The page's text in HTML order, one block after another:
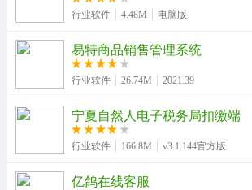
行业软件 4.48M 电脑版
易特商品销售管理系统
行业软件 26.74M 2021.39
宁夏自然人电子税务局扣缴端
行业软件 166.8M v3.1.144官方版
亿鸽在线客服